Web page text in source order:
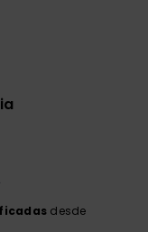
desde